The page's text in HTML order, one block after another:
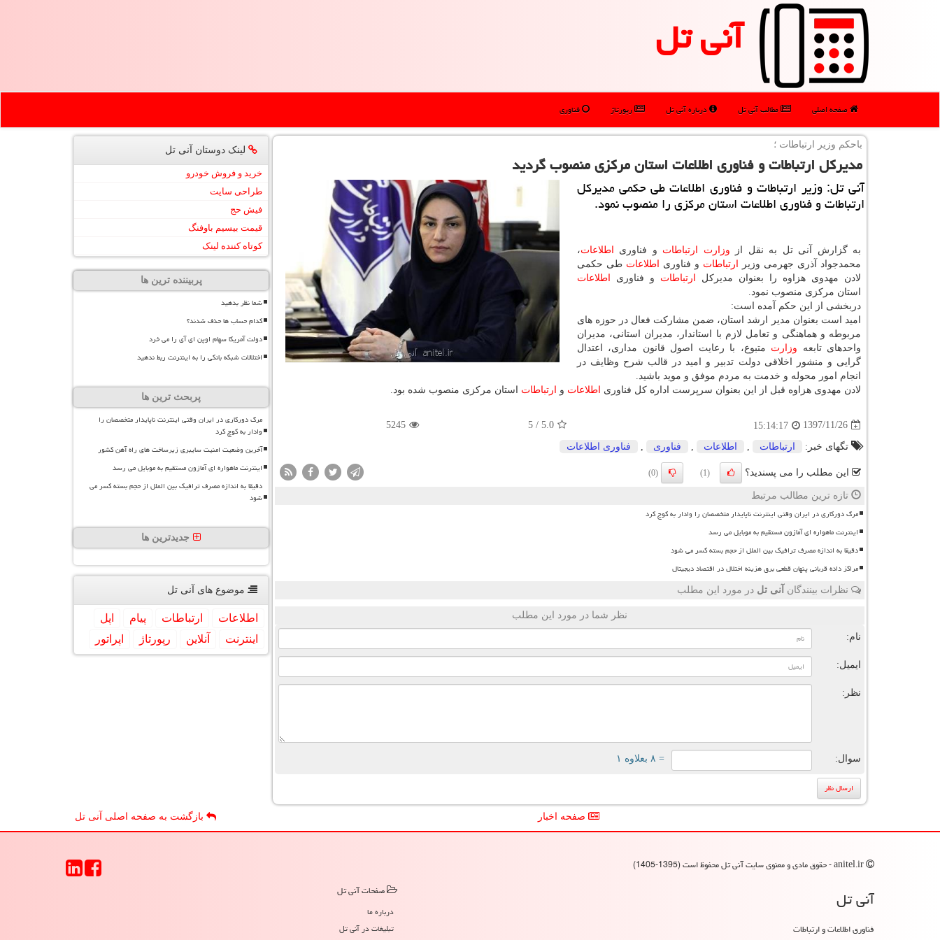
آنی تل
صفحه اصلی مطالب آنی تل درباره آنی تل رپورتاژ فناوری
باحكم وزیر ارتباطات ؛
مدیركل ارتباطات و فناوری اطلاعات استان مركزی منصوب گردید
آنی تل: وزیر ارتباطات و فناوری اطلاعات طی حكمی مدیركل
ارتباطات و فناوری اطلاعات استان مركزی را منصوب نمود.
به گزارش آنی تل به نقل از وزارت ارتباطات و فناوری اطلاعات،
محمدجواد آذری جهرمی وزیر
ارتباطات و فناوری اطلاعات طی حكمی
لادن مهدوی هزاوه را بعنوان مدیركل
ارتباطات و فناوری
اطلاعات
استان مركزی منصوب نمود.
دربخشی از این حكم آمده است:
امید است بعنوان مدیر ارشد استان، ضمن مشاركت فعال در حوزه های
مربوطه و هماهنگی و تعامل لازم با استاندار، مدیران استانی، مدیران
واحدهای تابعه وزارت متبوع، با رعایت اصول قانون مداری، اعتدال
گرایی و منشور اخلاقی دولت تدبیر و امید در قالب شرح وظایف در
انجام امور محوله و خدمت به مردم موفق و موید باشید.
لادن مهدوی هزاوه قبل از این بعنوان سرپرست اداره كل فناوری اطلاعات و ارتباطات استان مركزی منصوب شده بود.
1397/11/26
15:14:17
5.0
/
5
5245
تگهای خبر: ارتباطات اطلاعات فناوری فناوری اطلاعات
این مطلب را می پسندید؟ (1)
(0)
تازه ترین مطالب مرتبط
مرگ دورکاری در ایران وقتی اینترنت ناپایدار متخصصان را وادار به کوچ کرد
اینترنت ماهواره ای آمازون مستقیم به موبایل می رسد
دقیقا به اندازه مصرف ترافیک بین الملل از حجم بسته کسر می شود
مراکز داده قربانی پنهان قطعی برق هزینه اختلال در اقتصاد دیجیتال
نظرات بینندگان آنی تل در مورد این مطلب
نظر شما در مورد این مطلب
نام:
ایمیل:
نظر:
سوال: = ۸ بعلاوه ۱
لینک دوستان آنی تل
خرید و فروش خودرو
طراحی سایت
فیش حج
قیمت بیسیم باوفنگ
کوتاه کننده لینک
پربیننده ترین ها
شما نظر بدهید
کدام حساب ها حذف شدند؟
دولت آمریکا سهام اوپن ای آی را می خرد
اختلالات شبکه بانکی را به اینترنت ربط ندهید
پربحث ترین ها
مرگ دورکاری در ایران وقتی اینترنت ناپایدار متخصصان را
وادار به کوچ کرد
آخرین وضعیت امنیت سایبری زیرساخت های راه آهن کشور
اینترنت ماهواره ای آمازون مستقیم به موبایل می رسد
دقیقا به اندازه مصرف ترافیک بین الملل از حجم بسته کسر می
شود
جدیدترین ها
موضوع های آنی تل
اطلاعات ارتباطات پیام
اپل
اینترنت
آنلاین رپورتاژ اپراتور
صفحه اخبار بازگشت به صفحه اصلی آنی تل
آنی تل
فناوری اطلاعات و ارتباطات
صفحات آنی تل
درباره ما
تبلیغات در آنی تل